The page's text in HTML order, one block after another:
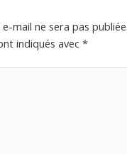
mail ne sera pas publiée.
indiqués avec*